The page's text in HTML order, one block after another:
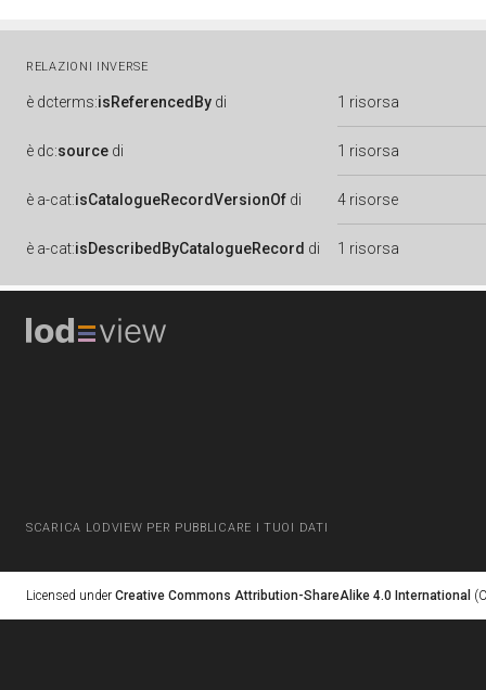
RELAZIONI INVERSE
è dcterms:isReferencedBy di 1 risorsa
è dc:source di 1 risorsa
è a-cat:isCatalogueRecordVersionOf di 4 risorse
è a-cat:isDescribedByCatalogueRecord di 1 risorsa
SCARICA LODVIEW PER PUBBLICARE I TUOI DATI
Licensed under Creative Commons Attribution-ShareAlike 4.0 International